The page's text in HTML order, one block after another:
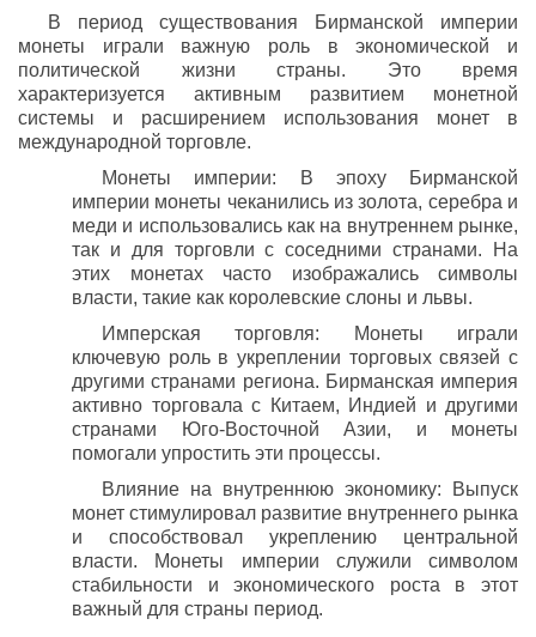
В период существования Бирманской империи
монеты играли важную роль в экономической и
политической жизни страны. Это время
характеризуется активным развитием монетной
системы и расширением использования монет в
международной торговле.
Монеты империи: В эпоху Бирманской
империи монеты чеканились из золота, серебра и
меди и использовались как на внутреннем рынке,
так и для торговли с соседними странами. На
этих монетах часто изображались символы
власти, такие как королевские слоны и львы.
Имперская торговля: Монеты играли
ключевую роль в укреплении торговых связей с
другими странами региона. Бирманская империя
активно торговала с Китаем, Индией и другими
странами Юго-Восточной Азии, и монеты
помогали упростить эти процессы.
Влияние на внутреннюю экономику: Выпуск
монет стимулировал развитие внутреннего рынка
и способствовал укреплению центральной
власти. Монеты империи служили символом
стабильности и экономического роста в этот
важный для страны период.